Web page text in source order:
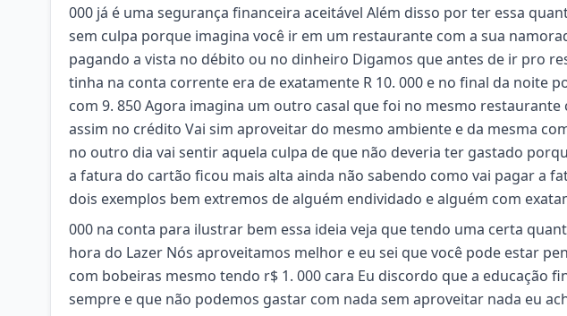
000 já é uma segurança financeira aceitável Além disso por ter essa
sem culpa porque imagina você ir em um restaurante com a sua
pagando a vista no débito ou no dinheiro Digamos que antes de ir pro
tinha na conta corrente era de exatamente R 10. 000 e no final da noite
com 9. 850 Agora imagina um outro casal que foi no mesmo
assim no crédito Vai sim aproveitar do mesmo ambiente e da mesma
no outro dia vai sentir aquela culpa de que não deveria ter gastado
a fatura do cartão ficou mais alta ainda não sabendo como vai pagar a
dois exemplos bem extremos de alguém endividado e alguém com
000 na conta para ilustrar bem essa ideia veja que tendo uma certa
hora do Lazer Nós aproveitamos melhor e eu sei que você pode estar
com bobeiras mesmo tendo r$ 1. 000 cara Eu discordo que a educação
sempre e que não podemos gastar com nada sem aproveitar nada eu